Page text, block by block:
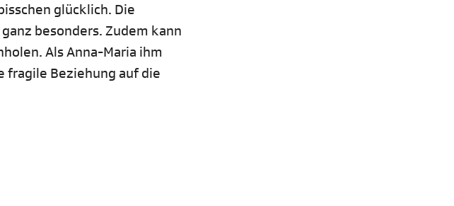
glücklich. Die
besonders. Zudem kann
Als Anna-Maria ihm
fragile Beziehung auf die